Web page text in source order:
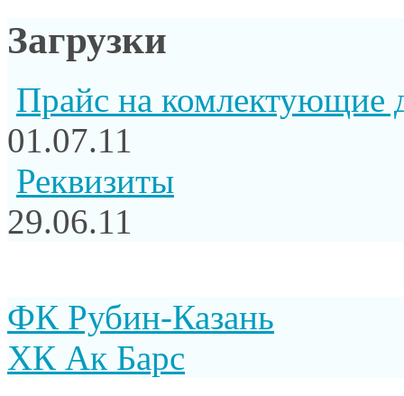
Загрузки
Прайс на комлектующие
01.07.11
Реквизиты
29.06.11
ФК Рубин-Казань
ХК Ак Барс